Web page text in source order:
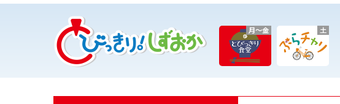
月～金 土